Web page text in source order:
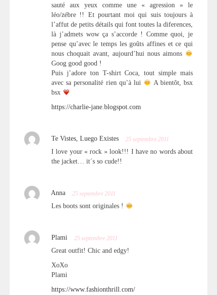
sauté aux yeux comme une « agression » le
léo/zébre !! Et pourtant moi qui suis toujours à
l’affut de petits détails qui font toutes la diferences,
là j’admets wow ça s’accorde ! Comme quoi, je
pense qu’avec le temps les goûts affines et ce qui
nous choquait avant, aujourd’hui nous aimons
Goog good good !
Puis j’adore ton T-shirt Coca, tout simple mais
avec sa personalité rien qu’à lui
A bientôt, bsx
bsx
https://charlie-jane.blogspot.com
Te Vistes, Luego Existes 25 septembre 2011
I love your « rock » look!!! I have no words about
the jacket… it´s so cude!!
Anna 25 septembre 2011
Les boots sont originales !
Plami 25 septembre 2011
Great outfit! Chic and edgy!
XoXo
Plami
https://www.fashionthrill.com/